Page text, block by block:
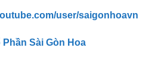
user/saigonhoavn
Phần Sài Gòn Hoa